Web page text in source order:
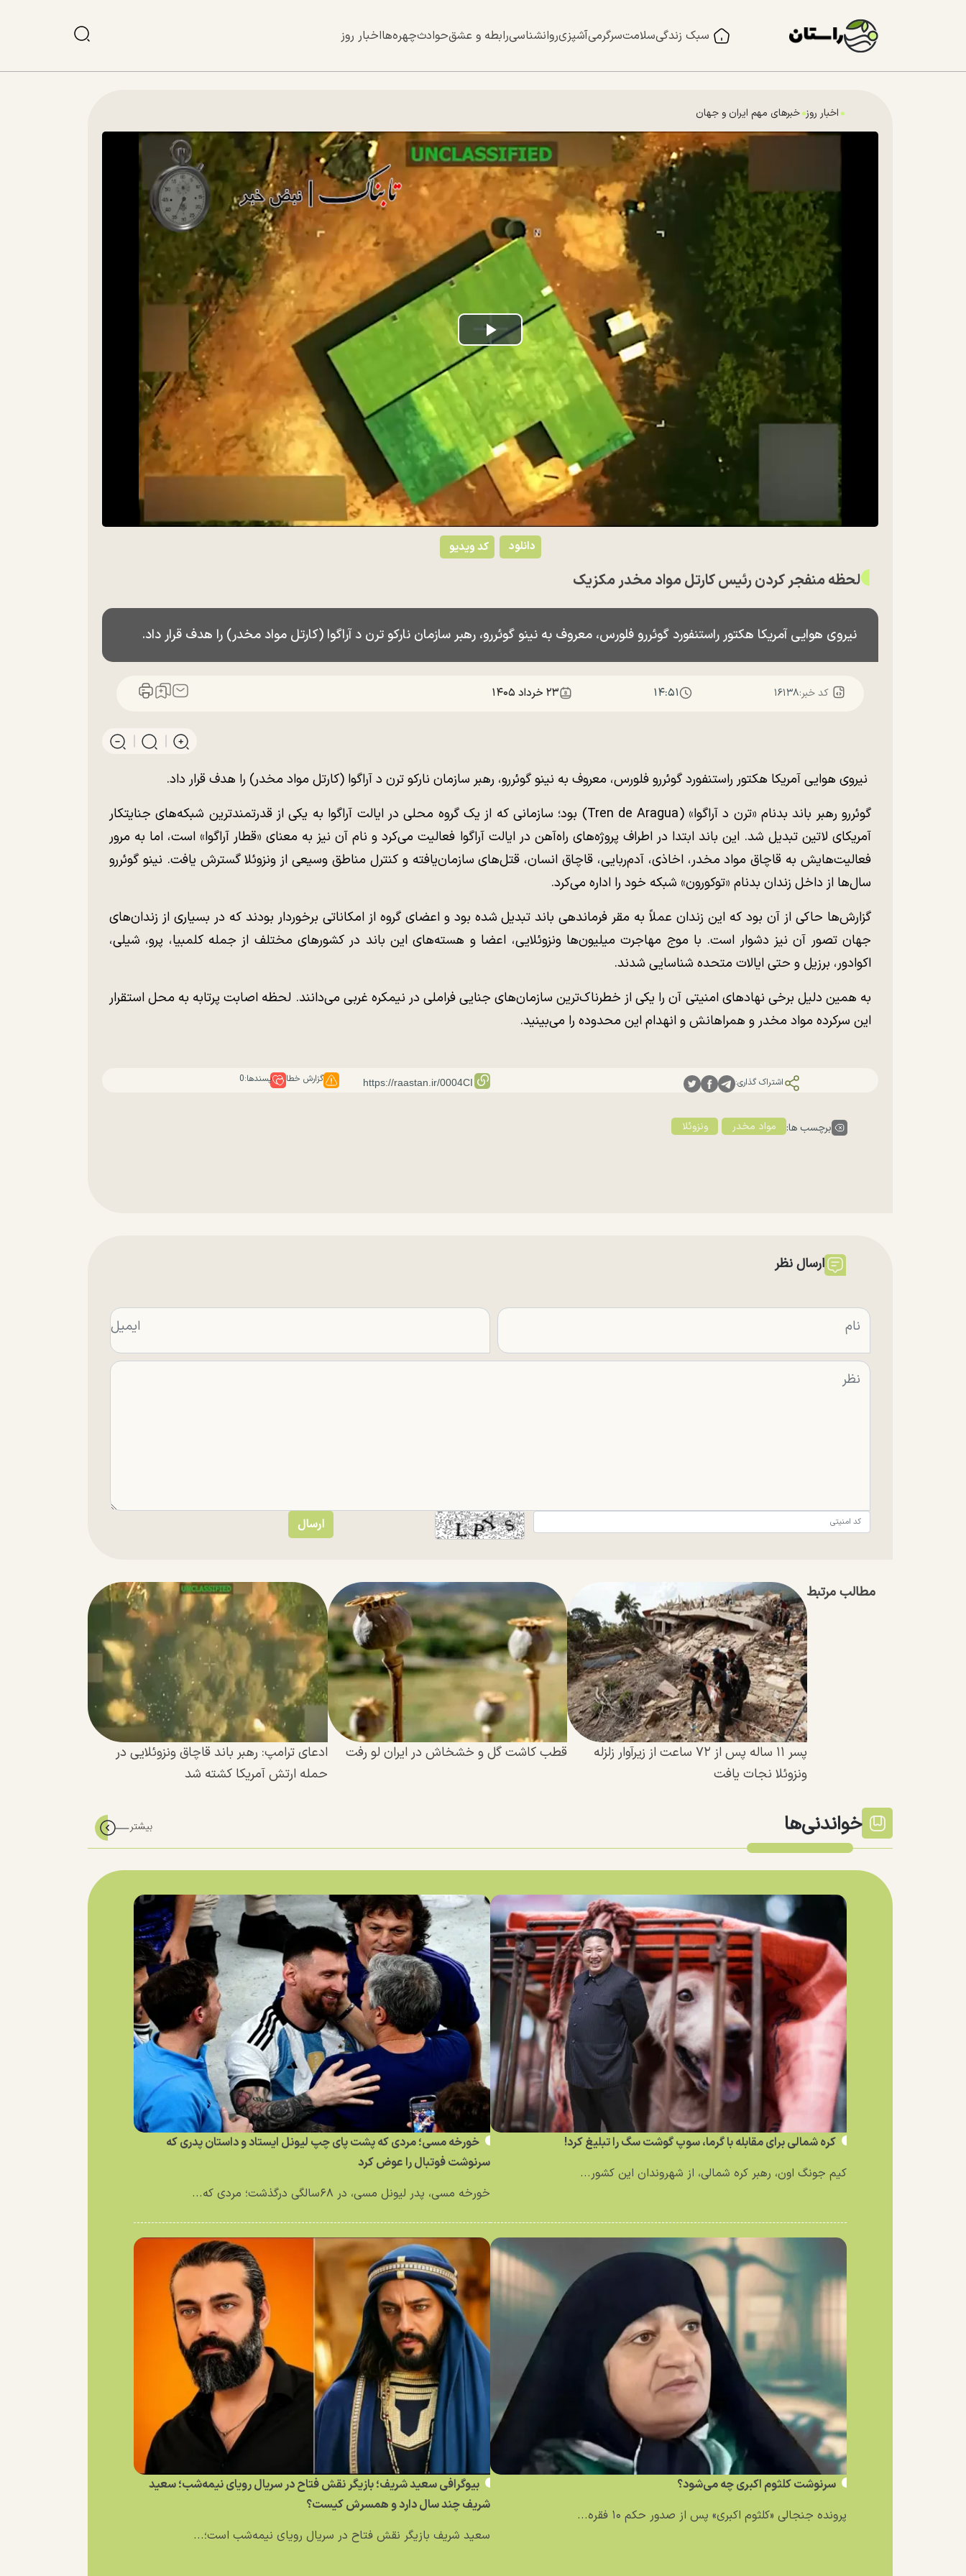
سبک زندگیسلامتسرگرمیآشپزیروانشناسیرابطه و عشقحوادثچهره‌هااخبار روز
اخبار روز خبرهای مهم ایران و جهان
Play
Video
کد ویدیو دانلود
لحظه منفجر کردن رئیس کارتل مواد مخدر مکزیک
نیروی هوایی آمریکا هکتور راستنفورد گوئررو فلورس، معروف به نینو گوئررو، رهبر سازمان نارکو ترن د آراگوا (کارتل مواد مخدر) را هدف قرار داد.
کد خبر:۱۶۱۳۸ ۱۴:۵۱ ۲۳ خرداد ۱۴۰۵
نیروی هوایی آمریکا هکتور راستنفورد گوئررو فلورس، معروف به نینو گوئررو، رهبر سازمان نارکو ترن د آراگوا (کارتل مواد مخدر) را هدف قرار داد.
گوئررو رهبر باند بدنام «ترن د آراگوا» (Tren de Aragua) بود؛ سازمانی که از یک گروه محلی در ایالت آراگوا به یکی از قدرتمندترین شبکه‌های جنایتکار
آمریکای لاتین تبدیل شد. این باند ابتدا در اطراف پروژه‌های راه‌آهن در ایالت آراگوا فعالیت می‌کرد و نام آن نیز به معنای «قطار آراگوا» است، اما به مرور
فعالیت‌هایش به قاچاق مواد مخدر، اخاذی، آدم‌ربایی، قاچاق انسان، قتل‌های سازمان‌یافته و کنترل مناطق وسیعی از ونزوئلا گسترش یافت. نینو گوئررو
سال‌ها از داخل زندان بدنام «توکورون» شبکه خود را اداره می‌کرد.
گزارش‌ها حاکی از آن بود که این زندان عملاً به مقر فرماندهی باند تبدیل شده بود و اعضای گروه از امکاناتی برخوردار بودند که در بسیاری از زندان‌های
جهان تصور آن نیز دشوار است. با موج مهاجرت میلیون‌ها ونزوئلایی، اعضا و هسته‌های این باند در کشور‌های مختلف از جمله کلمبیا، پرو، شیلی،
اکوادور، برزیل و حتی ایالات متحده شناسایی شدند.
به همین دلیل برخی نهاد‌های امنیتی آن را یکی از خطرناک‌ترین سازمان‌های جنایی فراملی در نیمکره غربی می‌دانند. لحظه اصابت پرتابه به محل استقرار
این سرکرده مواد مخدر و همراهانش و انهدام این محدوده را می‌بینید.
اشتراک گذاری: گزارش خطا پسندها:0
برچسب ها: مواد مخدر ونزوئلا
ارسال نظر
مطالب مرتبط
پسر ۱۱ ساله پس از ۷۲ ساعت از زیرآوار زلزله
ونزوئلا نجات یافت
قطب کاشت گل و خشخاش در ایران لو رفت
ادعای ترامپ: رهبر باند قاچاق ونزوئلایی در
حمله ارتش آمریکا کشته شد
خواندنی‌ها
کره شمالی برای مقابله با گرما، سوپ گوشت سگ را تبلیغ کرد!
کیم جونگ اون، رهبر کره شمالی، از شهروندان این کشور...
خورخه مسی؛ مردی که پشت پای چپ لیونل ایستاد و داستان پدری که
سرنوشت فوتبال را عوض کرد
خورخه مسی، پدر لیونل مسی، در ۶۸سالگی درگذشت؛ مردی که...
سرنوشت کلثوم اکبری چه می‌شود؟
پرونده جنجالی «کلثوم اکبری» پس از صدور حکم ۱۰ فقره...
بیوگرافی سعید شریف؛ بازیگر نقش فتاح در سریال رویای نیمه‌شب؛ سعید
شریف چند سال دارد و همسرش کیست؟
سعید شریف بازیگر نقش فتاح در سریال رویای نیمه‌شب است؛...